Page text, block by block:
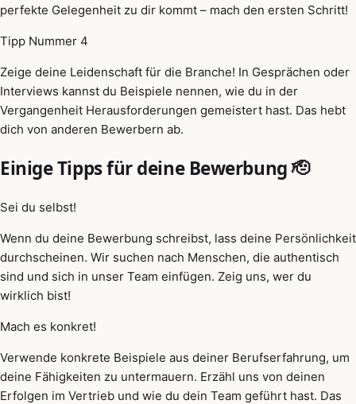
perfekte Gelegenheit zu dir kommt – mach den ersten Schritt!
Tipp Nummer 4
Zeige deine Leidenschaft für die Branche! In Gesprächen oder
Interviews kannst du Beispiele nennen, wie du in der
Vergangenheit Herausforderungen gemeistert hast. Das hebt
dich von anderen Bewerbern ab.
Einige Tipps für deine Bewerbung 🫡
Sei du selbst!
Wenn du deine Bewerbung schreibst, lass deine Persönlichkeit
durchscheinen. Wir suchen nach Menschen, die authentisch
sind und sich in unser Team einfügen. Zeig uns, wer du
wirklich bist!
Mach es konkret!
Verwende konkrete Beispiele aus deiner Berufserfahrung, um
deine Fähigkeiten zu untermauern. Erzähl uns von deinen
Erfolgen im Vertrieb und wie du dein Team geführt hast. Das